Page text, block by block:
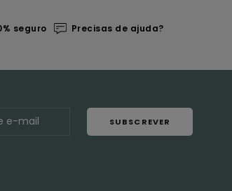
seguro Precisas de ajuda?
SUBSCREVER